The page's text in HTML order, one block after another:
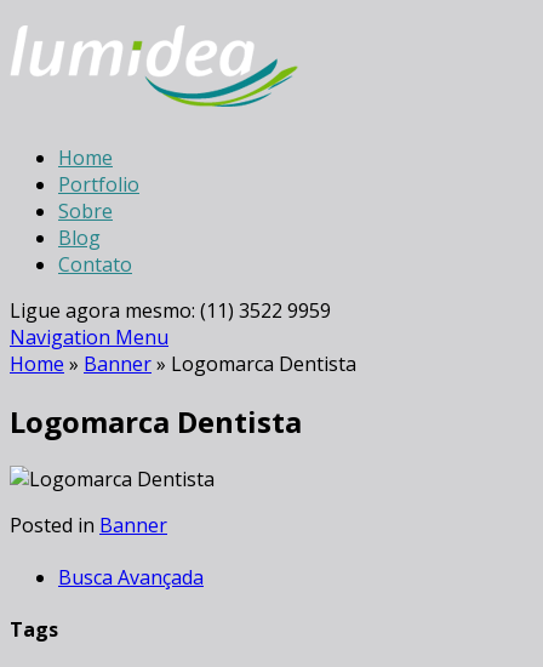
Home
Portfolio
Sobre
Blog
Contato
Ligue agora mesmo: (11) 3522 9959
Navigation Menu
Home » Banner» Logomarca Dentista
Logomarca Dentista
Posted in Banner
Busca Avançada
Tags